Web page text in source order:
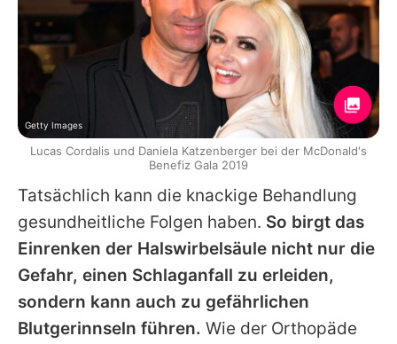
Tatsächlich kann die knackige Behandlung
gesundheitliche Folgen haben. So birgt das
Einrenken der Halswirbelsäule nicht nur die
Gefahr, einen Schlaganfall zu erleiden,
sondern kann auch zu gefährlichen
Blutgerinnseln führen. Wie der Orthopäde
Getty Images
Lucas Cordalis und Daniela Katzenberger bei der McDonald's
Benefiz Gala 2019